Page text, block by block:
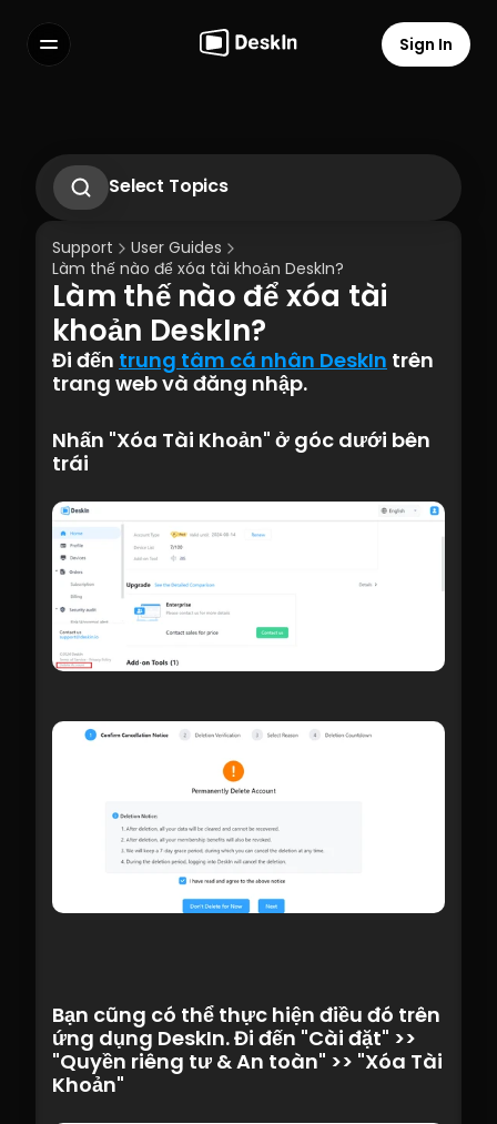
Terms of Service
Privacy Policy
Sign In
Select Topics
1.3 Chạy ứng dụng DeskIn Client
1.4 Đăng ký và Đăng nhập vào Client
DeskIn
1.5 Cài đặt Quyền
Support
User Guides
Làm thế nào để xóa tài khoản DeskIn?
Làm thế nào để xóa tài
khoản DeskIn?
Đi đến trung tâm cá nhân DeskIn trên
trang web và đăng nhập.
Nhấn "Xóa Tài Khoản" ở góc dưới bên
trái
Bạn cũng có thể thực hiện điều đó trên
ứng dụng DeskIn. Đi đến "Cài đặt" >>
"Quyền riêng tư & An toàn" >> "Xóa Tài
Khoản"